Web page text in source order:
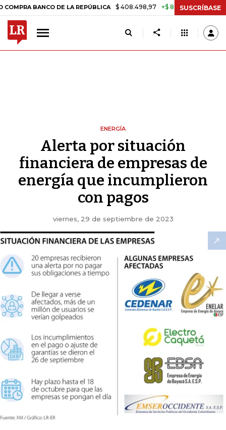
BANCO DE LA REPÚBLICA $ 408.498,97 +$ 8.753,81 +2,19% TASA
SUSCRÍBASE
ENERGÍA
Alerta por situación
financiera de empresas de
energía que incumplieron
con pagos
viernes, 29 de septiembre de 2023